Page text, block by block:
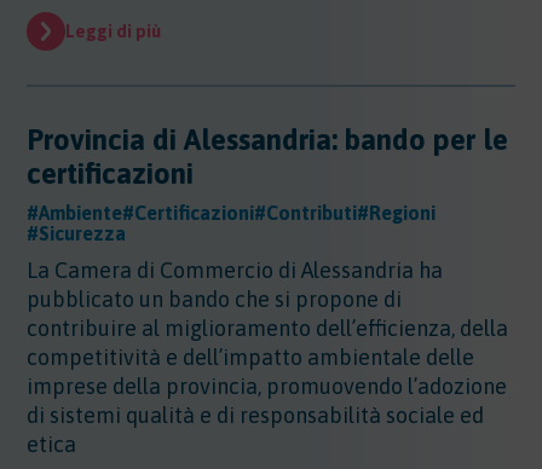
Regioni - Puglia
Regioni - Toscana
Regioni - Trentino Alto Adige
Regioni - Umbria
Regioni - Valle DAosta
Sicurezza - Seveso
Sicurezza - Covid 19
Leggi di più
Provincia di Alessandria: bando per le
certificazioni
#Ambiente#Certificazioni#Contributi#Regioni
#Sicurezza
La Camera di Commercio di Alessandria ha
pubblicato un bando che si propone di
contribuire al miglioramento dell’efficienza, della
competitività e dell’impatto ambientale delle
imprese della provincia, promuovendo l’adozione
di sistemi qualità e di responsabilità sociale ed
etica